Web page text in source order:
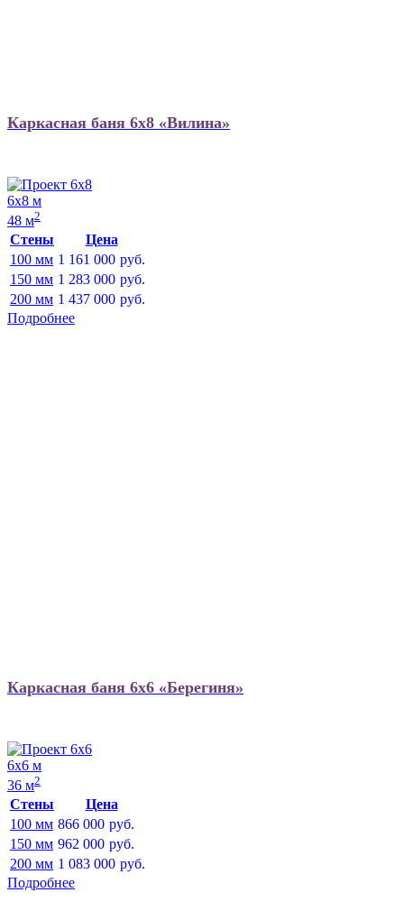
Каркасная баня 6х8 «Вилина»
6х8 м
48 м2
Стены
Цена
100 мм 1 161 000 руб.
150 мм 1 283 000 руб.
200 мм 1 437 000 руб.
Подробнее
Каркасная баня 6х6 «Берегиня»
6х6 м
36 м2
Стены
Цена
100 мм 866 000 руб.
150 мм 962 000 руб.
200 мм 1 083 000 руб.
Подробнее